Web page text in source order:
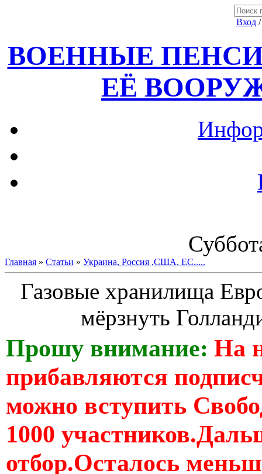
Вход
ВОЕННЫЕ
ЕЁ
Главная » Статьи » Украина, Россия ,США, ЕС.....
Газовые хранилища
мёрзнуть
Прошу внимание: На
прибавляются
можно вступить
1000
отбор.Осталось